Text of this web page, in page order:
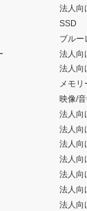
法人向
SSD
ブル
法人向
法人向
メモ
映像/
法人向
法人向
法人向
法人向
法人向
法人向
法人向